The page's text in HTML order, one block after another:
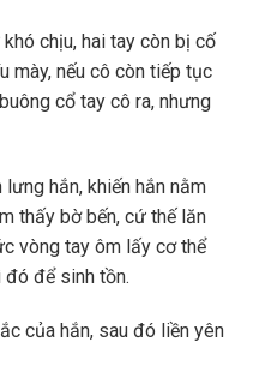
chịu, hai tay còn bị cố
mày, nếu cô còn tiếp tục
cổ tay cô ra, nhưng
hắn, khiến hắn nằm
thấy bờ bến, cứ thế lăn
vòng tay ôm lấy cơ thể
để sinh tồn.
của hắn, sau đó liền yên